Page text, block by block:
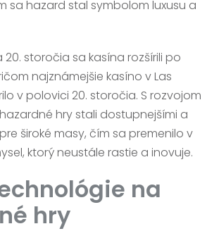
sa hazard stal symbolom luxusu a
20. storočia sa kasína rozšírili po
najznámejšie kasíno v Las
v polovici 20. storočia. S rozvojom
hry stali dostupnejšími a
široké masy, čím sa premenilo v
ktorý neustále rastie a inovuje.
na
hry